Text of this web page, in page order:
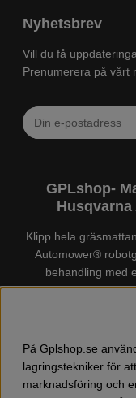
Nyhetsbrev
Vill du få
Prenumerera på vårt
GPLshop-
Klipp hela
Automower®
behandling med
Husqvarna. Det
marknadens
Husqvarna
Husqvarna
motorsågskläder
På Gplshop.se
lagringstekniker för
marknadsföring och